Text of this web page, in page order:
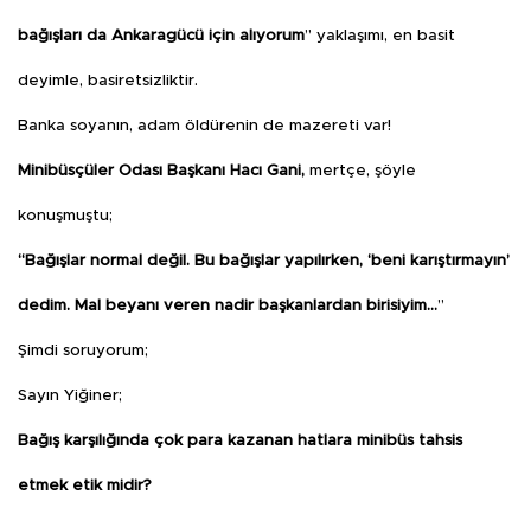
bağışları da Ankaragücü için alıyorum” yaklaşımı, en basit
deyimle, basiretsizliktir.
Banka soyanın, adam öldürenin de mazereti var!
Minibüsçüler Odası Başkanı Hacı Gani, mertçe, şöyle
konuşmuştu;
“Bağışlar normal değil. Bu bağışlar yapılırken, ‘beni karıştırmayın’
dedim. Mal beyanı veren nadir başkanlardan birisiyim…”
Şimdi soruyorum;
Sayın Yiğiner;
Bağış karşılığında çok para kazanan hatlara minibüs tahsis
etmek etik midir?